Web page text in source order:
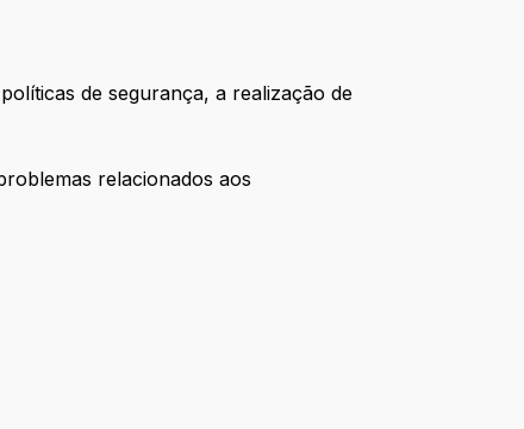
de segurança, a realização de
relacionados aos